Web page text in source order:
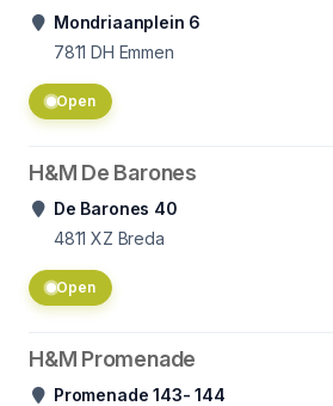
Mondriaanplein 6
7811 DH Emmen
Open
H&M De Barones
De Barones 40
4811 XZ Breda
Open
H&M Promenade
Promenade 143- 144